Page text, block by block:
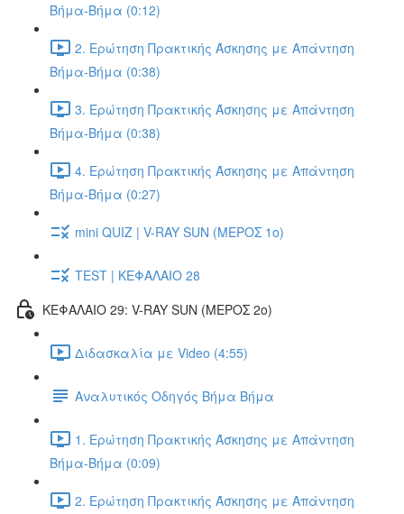
Βήμα-Βήμα (0:12)
2. Ερώτηση Πρακτικής Άσκησης με Απάντηση
Βήμα-Βήμα (0:38)
3. Ερώτηση Πρακτικής Άσκησης με Απάντηση
Βήμα-Βήμα (0:38)
4. Ερώτηση Πρακτικής Άσκησης με Απάντηση
Βήμα-Βήμα (0:27)
mini QUIZ | V-RAY SUN (ΜΕΡΟΣ 1o)
TEST | ΚΕΦΑΛΑΙΟ 28
ΚΕΦΑΛΑΙΟ 29: V-RAY SUN (ΜΕΡΟΣ 2o)
Διδασκαλία με Video (4:55)
Αναλυτικός Οδηγός Βήμα Βήμα
1. Ερώτηση Πρακτικής Άσκησης με Απάντηση
Βήμα-Βήμα (0:09)
2. Ερώτηση Πρακτικής Άσκησης με Απάντηση